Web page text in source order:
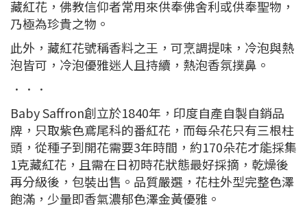
藏紅花，佛教信仰者常用來供奉佛舍利或供奉聖物，
乃極為珍貴之物。
此外，藏紅花號稱香料之王，可烹調提味，冷泡與熱
泡皆可，冷泡優雅迷人且持續，熱泡香氛撲鼻。
．．．
Baby Saffron創立於1840年，印度自產自製自銷品
牌，只取紫色鳶尾科的番紅花，而每朵花只有三根柱
頭，從種子到開花需要3年時間，約170朵花才能採集
1克藏紅花，且需在日初時花狀態最好採摘，乾燥後
再分級後，包裝出售。品質嚴選，花柱外型完整色澤
飽滿，少量即香氣濃郁色澤金黃優雅。